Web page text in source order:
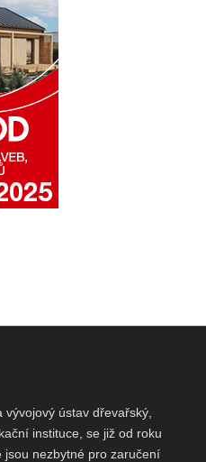
ústav dřevařský,
instituce, se již od roku
jsou nezbytné pro zaručení